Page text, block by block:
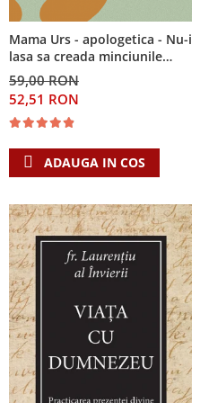
Despre afaceri
Leadership
Mediu
Sanatate / nutritie
Mama Urs - apologetica - Nu-i
lasa sa creada minciunile
culturii din jur
59,00 RON
52,51 RON
ADAUGA IN COS